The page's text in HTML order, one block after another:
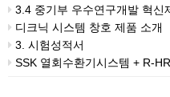
3.4 중기부 우수연구개발 혁신
디크닉 시스템 창호 제품 소개
3. 시험성적서
SSK 열회수환기시스템 + R-